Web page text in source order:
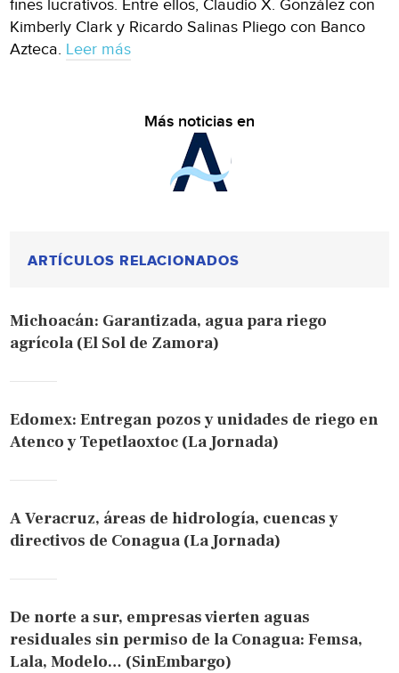
fines lucrativos. Entre ellos, Claudio X. González con
Kimberly Clark y Ricardo Salinas Pliego con Banco
Azteca. Leer más
Más noticias en
ARTÍCULOS RELACIONADOS
Michoacán: Garantizada, agua para riego
agrícola (El Sol de Zamora)
Edomex: Entregan pozos y unidades de riego en
Atenco y Tepetlaoxtoc (La Jornada)
A Veracruz, áreas de hidrología, cuencas y
directivos de Conagua (La Jornada)
De norte a sur, empresas vierten aguas
residuales sin permiso de la Conagua: Femsa,
Lala, Modelo… (SinEmbargo)